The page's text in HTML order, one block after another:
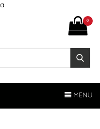
Buscar
0
MENU